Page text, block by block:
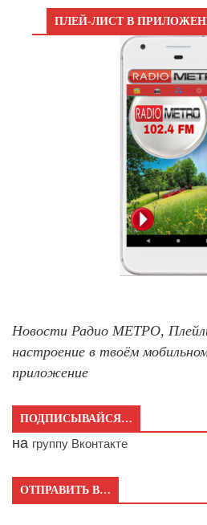
ПЛЕЙ-ЛИСТ В
Новости Радио МЕТРО,
настроение в твоём
приложение
ПОДПИСЫВАЙСЯ…
на группу Вконтакте
ОТПРАВИТЬ В…